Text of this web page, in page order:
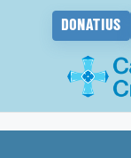
DONATIUS